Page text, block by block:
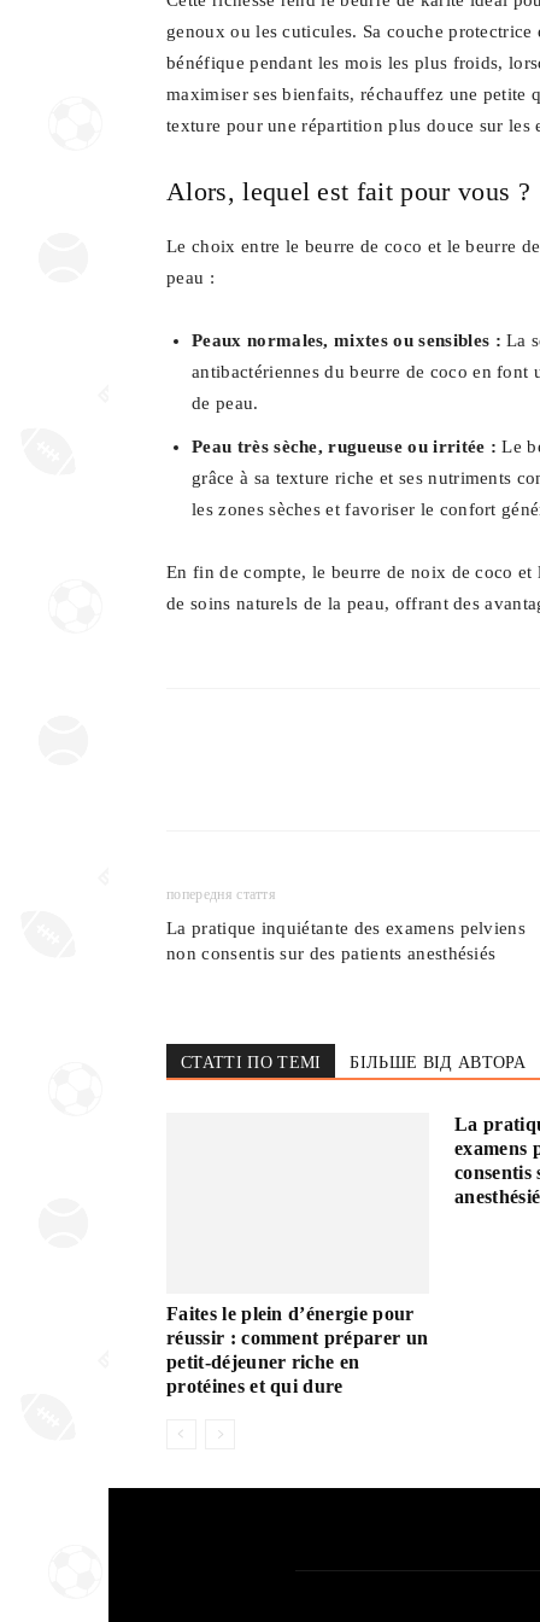
genoux ou les cuticules. Sa couche
bénéfique pendant les mois les plus froids,
maximiser ses bienfaits, réchauffez une petite
texture pour une répartition plus douce sur les
Alors, lequel est fait pour vous ?
Le choix entre le beurre de coco et le beurre
peau :
Peaux normales, mixtes ou sensibles : La
antibactériennes du beurre de coco en
de peau.
Peau très sèche, rugueuse ou irritée : Le
grâce à sa texture riche et ses nutriments
les zones sèches et favoriser le confort
En fin de compte, le beurre de noix de coco
de soins naturels de la peau, offrant des
попередня стаття
La pratique inquiétante des examens pelviens
non consentis sur des patients anesthésiés
СТАТТІ ПО ТЕМІ БІЛЬШЕ ВІД АВТОРА
Faites le plein d’énergie pour
réussir : comment préparer un
petit-déjeuner riche en
protéines et qui dure
La
examens
consentis